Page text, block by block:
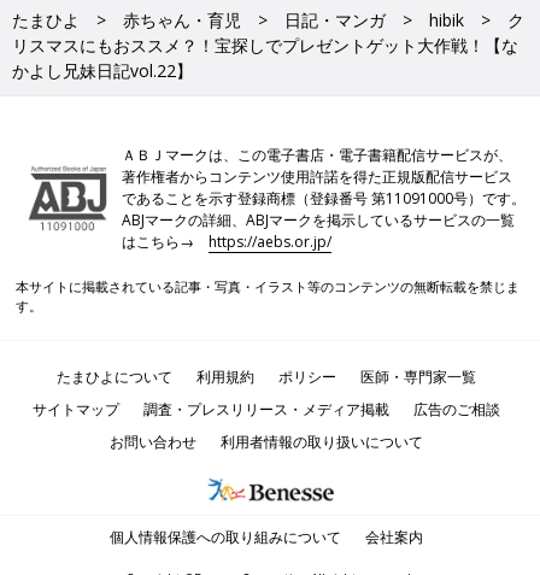
たまひよ 赤ちゃん・育児 日記・マンガ hibik
ク
リスマスにもおススメ？！宝探しでプレゼントゲット大作戦！【な
かよし兄妹日記vol.22】
ＡＢＪマークは、この電子書店・電子書籍配信サービスが、
著作権者からコンテンツ使用許諾を得た正規版配信サービス
であることを示す登録商標（登録番号 第11091000号）です。
ABJマークの詳細、ABJマークを掲示しているサービスの一覧
はこちら→https://aebs.or.jp/
本サイトに掲載されている記事・写真・イラスト等のコンテンツの無断転載を禁じま
す。
たまひよについて 利用規約 ポリシー
医師・専門家一覧
サイトマップ
調査・プレスリリース・メディア掲載
広告のご相談
お問い合わせ
利用者情報の取り扱いについて
個人情報保護への取り組みについて 会社案内